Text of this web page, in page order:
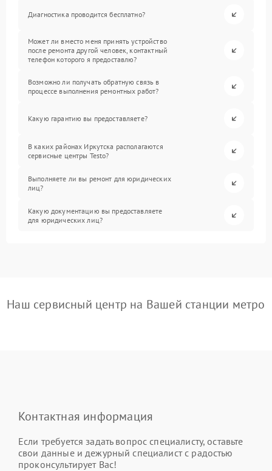
Диагностика проводится бесплатно?
Может ли вместо меня принять устройство
после ремонта другой человек, контактный
телефон которого я предоставлю?
Возможно ли получать обратную связь в
процессе выполнения ремонтных работ?
Какую гарантию вы предоставляете?
В каких районах Иркутска располагаются
сервисные центры Testo?
Выполняете ли вы ремонт для юридических
лиц?
Какую документацию вы предоставляете
для юридических лиц?
Наш сервисный центр на Вашей станции метро
Контактная информация
Если требуется задать вопрос специалисту, оставьте
свои данные и дежурный специалист с радостью
проконсультирует Вас!